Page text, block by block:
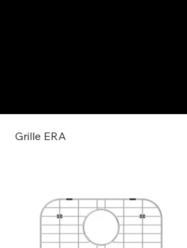
Grille ERA